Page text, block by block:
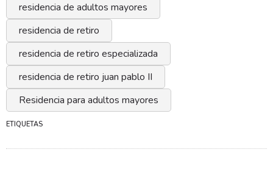
residencia de adultos mayores
residencia de retiro
residencia de retiro especializada
residencia de retiro juan pablo II
Residencia para adultos mayores
ETIQUETAS